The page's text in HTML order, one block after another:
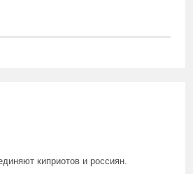
киприотов и россиян.